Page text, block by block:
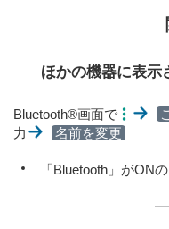
ほかの機器に表示
Bluetooth®画面で
力
名前を変更
「Bluetooth」がON